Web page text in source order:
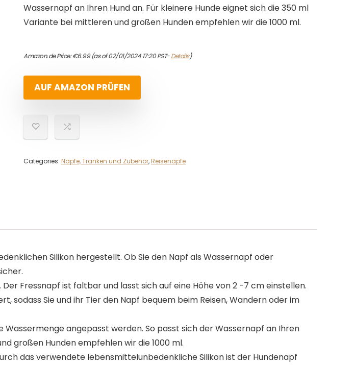
Wassernapf an Ihren Hund an. Für kleinere Hunde eignet sich die 350 ml
Variante bei mittleren und großen Hunden empfehlen wir die 1000 ml.
Amazon.de Price:€6.99(as of 02/01/2024 17:20 PST-Details)
AUF AMAZON PRÜFEN
Categories: Näpfe, Tränken und Zubehör,Reisenäpfe
Silikon hergestellt. Ob Sie den Napf als Wassernapf oder
Fressnapf ist faltbar und lasst sich auf eine Höhe von 2 -7 cm einstellen.
sodass Sie und ihr Tier den Napf bequem beim Reisen, Wandern oder im
angepasst werden. So passt sich der Wassernapf an Ihren
großen Hunden empfehlen wir die 1000 ml.
das verwendete lebensmittelunbedenkliche Silikon ist der Hundenapf